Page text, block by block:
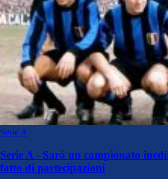
Serie A
Serie A - Sarà un campionato
fatto di partecipazioni